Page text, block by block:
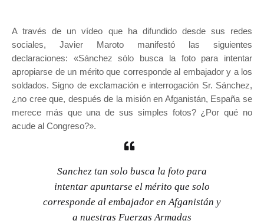
A través de un vídeo que ha difundido desde sus redes
sociales, Javier Maroto manifestó las siguientes
declaraciones: «Sánchez sólo busca la foto para intentar
apropiarse de un mérito que corresponde al embajador y a los
soldados. Signo de exclamación e interrogación Sr. Sánchez,
¿no cree que, después de la misión en Afganistán, España se
merece más que una de sus simples fotos? ¿Por qué no
acude al Congreso?».
Sanchez tan solo busca la foto para
intentar apuntarse el mérito que solo
corresponde al embajador en Afganistán y
a nuestras Fuerzas Armadas